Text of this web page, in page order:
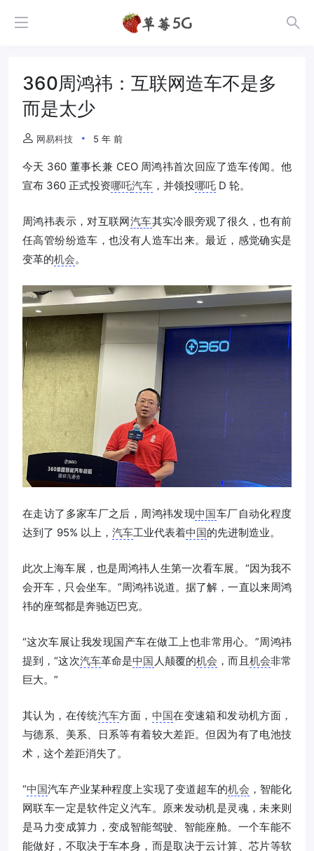
360周鸿祎：互联网造车不是多
而是太少
网易科技 5 年 前
今天 360 董事长兼 CEO 周鸿祎首次回应了造车传闻。他
宣布 360 正式投资哪吒汽车 ，并领投哪吒 D 轮。
周鸿祎表示，对互联网汽车其实冷眼旁观了很久，也有前
任高管纷纷造车，也没有人造车出来。最近，感觉确实是
变革的机会。
在走访了多家车厂之后，周鸿祎发现中国车厂自动化程度
达到了 95% 以上， 汽车工业代表着中国的先进制造业。
此次上海车展，也是周鸿祎人生第一次看车展。“因为我不
会开车，只会坐车。”周鸿祎说道。据了解，一直以来周鸿
祎的座驾都是奔驰迈巴克。
“这次车展让我发现国产车在做工上也非常用心。”周鸿祎
提到，“这次汽车革命是中国 人颠覆的机会 ，而且机会非常
巨大。”
其认为，在传统汽车方面， 中国在变速箱和发动机方面，
与德系、美系、日系等有着较大差距。但因为有了电池技
术，这个差距消失了。
“中国汽车产业某种程度上实现了变道超车的机会 ，智能化
网联车一定是软件定义汽车。原来发动机是灵魂，未来则
是马力变成算力，变成智能驾驶、智能座舱。一个车能不
能做好，不取决于车本身，而是取决于云计算、芯片等软